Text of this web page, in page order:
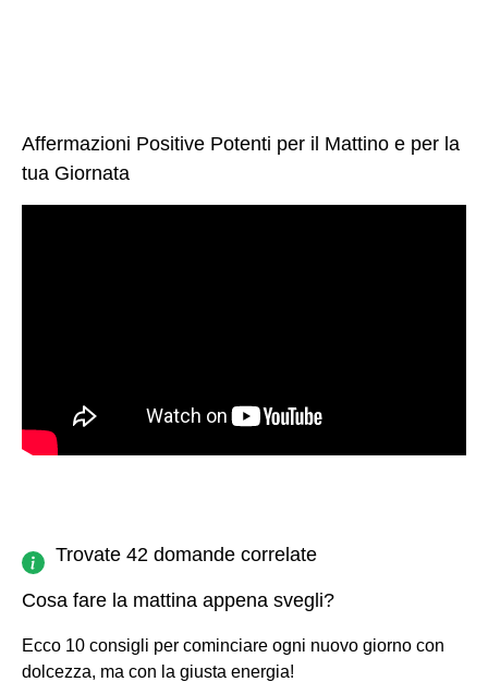
Affermazioni Positive Potenti per il Mattino e per la
tua Giornata
Trovate 42 domande correlate
Cosa fare la mattina appena svegli?
Ecco 10 consigli per cominciare ogni nuovo giorno con
dolcezza, ma con la giusta energia!